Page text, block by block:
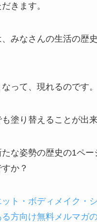
きます。
みなさんの生活の歴
って、現れるのです。
塗り替えることが出来
な姿勢の歴史の1ペー
か？
ト・ボディメイク・
方向け無料メルマガ